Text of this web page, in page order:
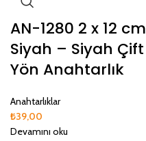
AN-1280 2 x 12 cm
Siyah – Siyah Çift
Yön Anahtarlık
Anahtarlıklar
₺39,00
Devamını oku